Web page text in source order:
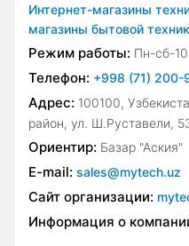
Интернет-магазины
магазины бытовой
Режим работы: Пн-сб-
Телефон: +998 (71) 200-
Адрес: 100100,
район, ул. Ш.Руставели,
Ориентир: Базар "Аския"
E-mail: sales@mytech.uz
Сайт организации:
Информация о